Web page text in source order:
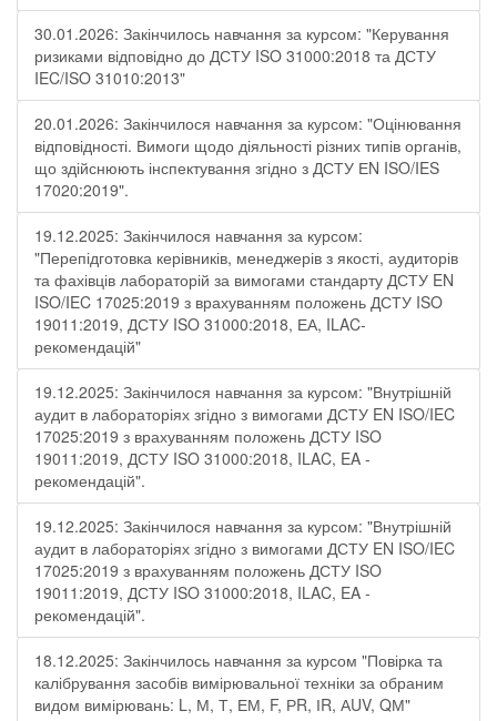
30.01.2026: Закінчилось навчання за курсом: "Керування
ризиками відповідно до ДСТУ ISO 31000:2018 та ДСТУ
IEC/ISO 31010:2013"
20.01.2026: Закінчилося навчання за курсом: "Оцінювання
відповідності. Вимоги щодо діяльності різних типів органів,
що здійснюють інспектування згідно з ДСТУ ЕN ISO/IES
17020:2019".
19.12.2025: Закінчилося навчання за курсом:
"Перепідготовка керівників, менеджерів з якості, аудиторів
та фахівців лабораторій за вимогами стандарту ДСТУ EN
ISO/IEC 17025:2019 з врахуванням положень ДСТУ ISO
19011:2019, ДСТУ ISO 31000:2018, ЕА, ILAC-
рекомендацій"
19.12.2025: Закінчилося навчання за курсом: "Внутрішній
аудит в лабораторіях згідно з вимогами ДСТУ EN ISO/IEC
17025:2019 з врахуванням положень ДСТУ ISO
19011:2019, ДСТУ ISO 31000:2018, ILAC, EA -
рекомендацій".
19.12.2025: Закінчилося навчання за курсом: "Внутрішній
аудит в лабораторіях згідно з вимогами ДСТУ EN ISO/IEC
17025:2019 з врахуванням положень ДСТУ ISO
19011:2019, ДСТУ ISO 31000:2018, ILAC, EA -
рекомендацій".
18.12.2025: Закінчилось навчання за курсом "Повірка та
калібрування засобів вимірювальної техніки за обраним
видом вимірювань: L, М, Т, ЕМ, F, РR, ІR, АUV, QМ"